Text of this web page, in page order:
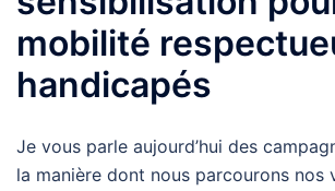
mobilité
handicapés
Je vous parle aujourd’hui des
la manière dont nous parcourons nos